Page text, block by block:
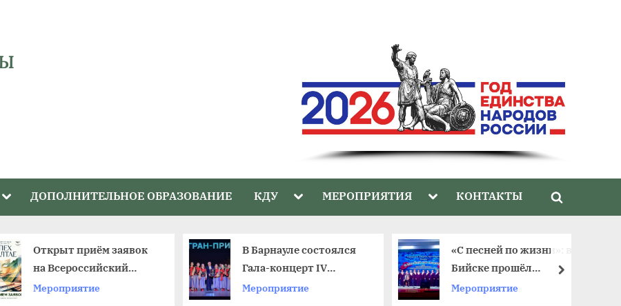
Toggle
menu
ДОПОЛНИТЕЛЬНОЕ ОБРАЗОВАНИЕ КДУ Toggle
menu
МЕРОПРИЯТИЯ Toggle
menu
КОНТАКТЫ
Toggle
Открыт приём заявок
на Всероссийский
фестиваль
Мероприятие
В Барнауле состоялся
Гала-концерт IV
краевого фестиваля
Мероприятие
«С песней по жизни»: в
Бийске прошёл
юбилейный фестиваль
Мероприятие
далее